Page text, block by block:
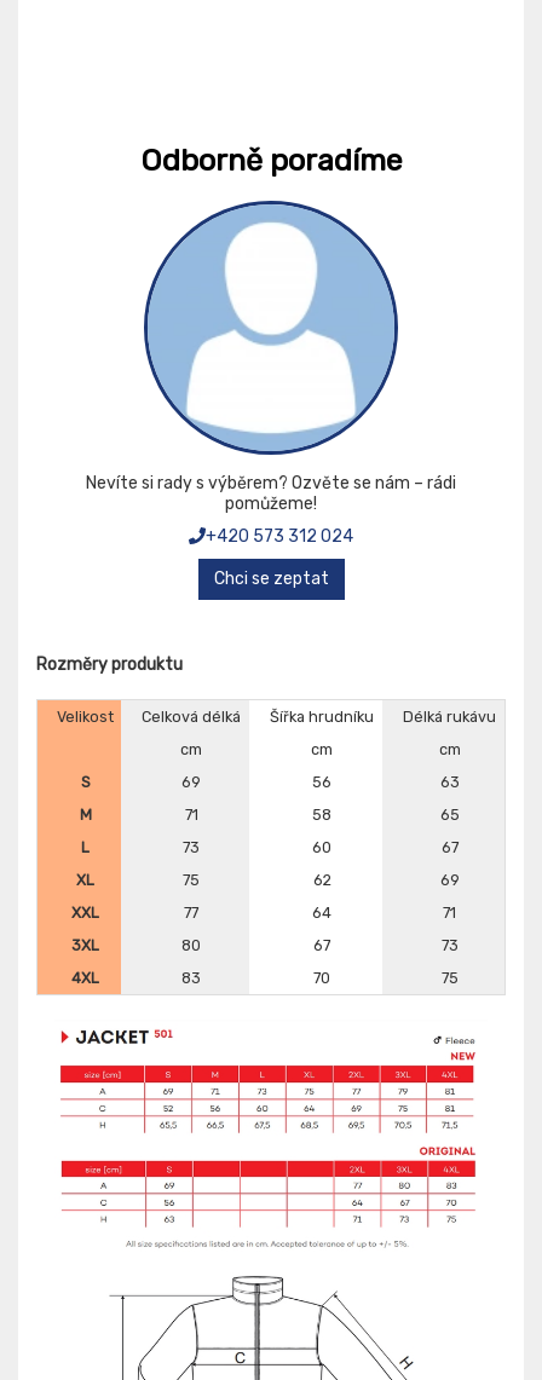
Odborně poradíme
Nevíte si rady s výběrem? Ozvěte se nám – rádi
pomůžeme!
+420 573 312 024
Chci se zeptat
Rozměry produktu
Velikost Celková délká Šířka hrudníku
Délká rukávu
cm
cm
cm
S
69 56
63
M
71 58
65
L
73 60
67
XL
75 62
69
XXL
77 64
71
3XL
80 67
73
4XL
83 70 75